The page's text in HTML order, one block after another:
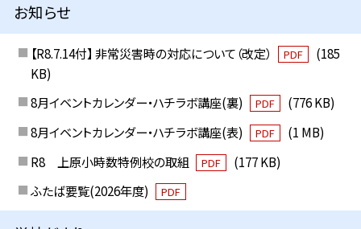
お知らせ
【R8.7.14付】 非常災害時の対応について（改定） PDF
(185
KB)
8月イベントカレンダー・ハチラボ講座(裏)
PDF
(776 KB)
8月イベントカレンダー・ハチラボ講座(表)
PDF
(1 MB)
R8 上原小時数特例校の取組
PDF
(177 KB)
ふたば要覧(2026年度)
PDF